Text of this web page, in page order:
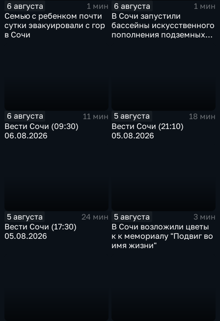
6 августа
1 мин
Семью с ребенком почти
сутки эвакуировали с гор
в Сочи
6 августа
1 мин
В Сочи запустили
бассейны искусственного
пополнения подземных
6 августа
11 мин
Вести Сочи (09:30)
06.08.2026
5 августа
18 мин
Вести Сочи (21:10)
05.08.2026
5 августа
24 мин
Вести Сочи (17:30)
05.08.2026
5 августа
3 мин
В Сочи возложили цветы
к к мемориалу "Подвиг во
имя жизни"